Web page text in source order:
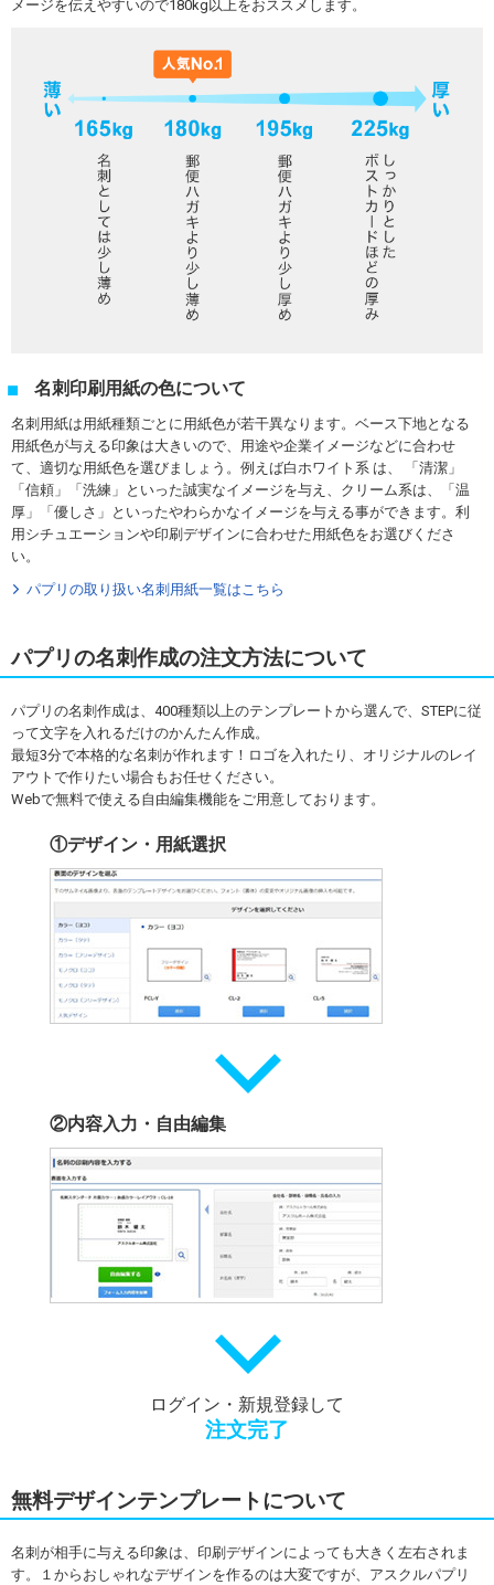
メージを伝えやすいので180kg以上をおススメします。
名刺印刷用紙の色について
名刺用紙は用紙種類ごとに用紙色が若干異なります。ベース下地となる
用紙色が与える印象は大きいので、用途や企業イメージなどに合わせ
て、適切な用紙色を選びましょう。例えば白ホワイト系 は、 「清潔」
「信頼」「洗練」といった誠実なイメージを与え、クリーム系は、「温
厚」「優しさ」といったやわらかなイメージを与える事ができます。利
用シチュエーションや印刷デザインに合わせた用紙色をお選びくださ
い。
パプリの取り扱い名刺用紙一覧はこちら
パプリの名刺作成の注文方法について
パプリの名刺作成は、400種類以上のテンプレートから選んで、STEPに従
って文字を入れるだけのかんたん作成。
最短3分で本格的な名刺が作れます！ロゴを入れたり、オリジナルのレイ
アウトで作りたい場合もお任せください。
Webで無料で使える自由編集機能をご用意しております。
①デザイン・用紙選択
②内容入力・自由編集
ログイン・新規登録して
注文完了
無料デザインテンプレートについて
名刺が相手に与える印象は、印刷デザインによっても大きく左右されま
す。１からおしゃれなデザインを作るのは大変ですが、アスクルパプリ